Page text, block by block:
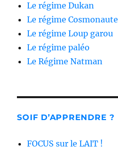
Le régime Dukan
Le régime Cosmonaute
Le régime Loup garou
Le régime paléo
Le Régime Natman
SOIF D’APPRENDRE ?
FOCUS sur le LAIT !